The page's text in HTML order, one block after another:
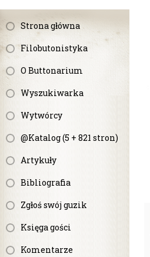
Strona główna
Filobutonistyka
O Buttonarium
Wyszukiwarka
Wytwórcy
@Katalog (5 + 821 stron)
Artykuły
Bibliografia
Zgłoś swój guzik
Księga gości
Komentarze